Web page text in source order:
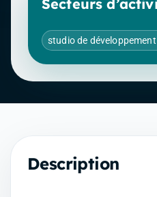
Secteurs
studio de
Description